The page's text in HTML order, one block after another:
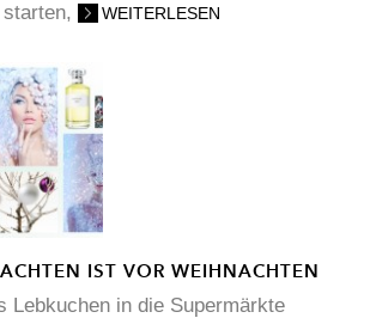
WEITERLESEN
IST VOR WEIHNACHTEN
Lebkuchen in die Supermärkte